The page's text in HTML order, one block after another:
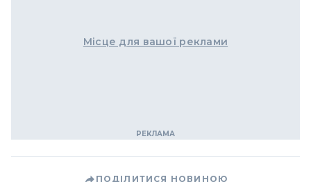
Місце для вашої реклами
ПОДІЛИТИСЯ НОВИНОЮ